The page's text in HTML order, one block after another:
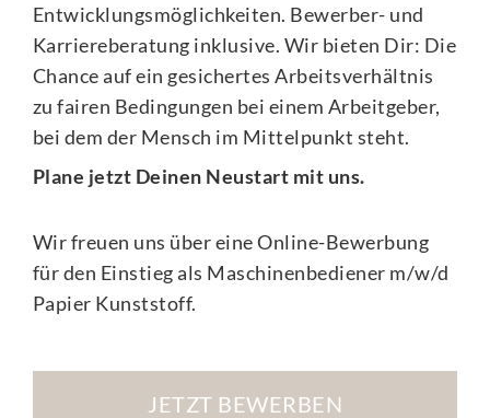
Entwicklungsmöglichkeiten. Bewerber- und
Karriereberatung inklusive. Wir bieten Dir: Die
Chance auf ein gesichertes Arbeitsverhältnis
zu fairen Bedingungen bei einem Arbeitgeber,
bei dem der Mensch im Mittelpunkt steht.
Plane jetzt Deinen Neustart mit uns.
Wir freuen uns über eine Online-Bewerbung
für den Einstieg als Maschinenbediener m/w/d
Papier Kunststoff.
JETZT BEWERBEN